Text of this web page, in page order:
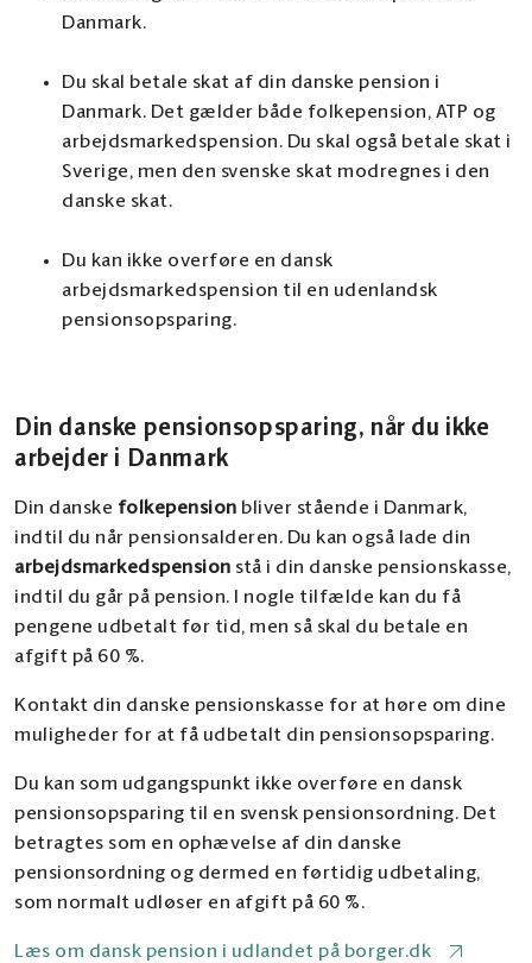
Danmark.
Du skal betale skat af din danske pension i
Danmark. Det gælder både folkepension, ATP og
arbejdsmarkedspension. Du skal også betale skat i
Sverige, men den svenske skat modregnes i den
danske skat.
Du kan ikke overføre en dansk
arbejdsmarkedspension til en udenlandsk
pensionsopsparing.
Din danske pensionsopsparing, når du ikke
arbejder i Danmark
Din danske folkepension bliver stående i Danmark,
indtil du når pensionsalderen. Du kan også lade din
arbejdsmarkedspension stå i din danske pensionskasse,
indtil du går på pension. I nogle tilfælde kan du få
pengene udbetalt før tid, men så skal du betale en
afgift på 60 %.
Kontakt din danske pensionskasse for at høre om dine
muligheder for at få udbetalt din pensionsopsparing.
Du kan som udgangspunkt ikke overføre en dansk
pensionsopsparing til en svensk pensionsordning. Det
betragtes som en ophævelse af din danske
pensionsordning og dermed en førtidig udbetaling,
som normalt udløser en afgift på 60 %.
Læs om dansk pension i udlandet på borger.dk